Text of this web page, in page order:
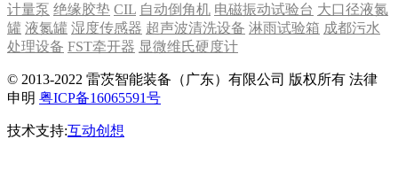
计量泵 绝缘胶垫 CIL 自动倒角机 电磁振动试验台 大口径液氮
罐 液氮罐 湿度传感器 超声波清洗设备 淋雨试验箱 成都污水
处理设备 FST牵开器 显微维氏硬度计
© 2013-2022 雷茨智能装备（广东）有限公司 版权所有 法律
申明 粤ICP备16065591号
技术支持:互动创想